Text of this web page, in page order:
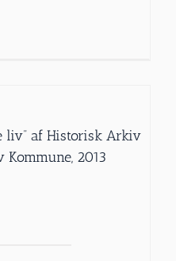
liv” af Historisk Arkiv
Kommune, 2013